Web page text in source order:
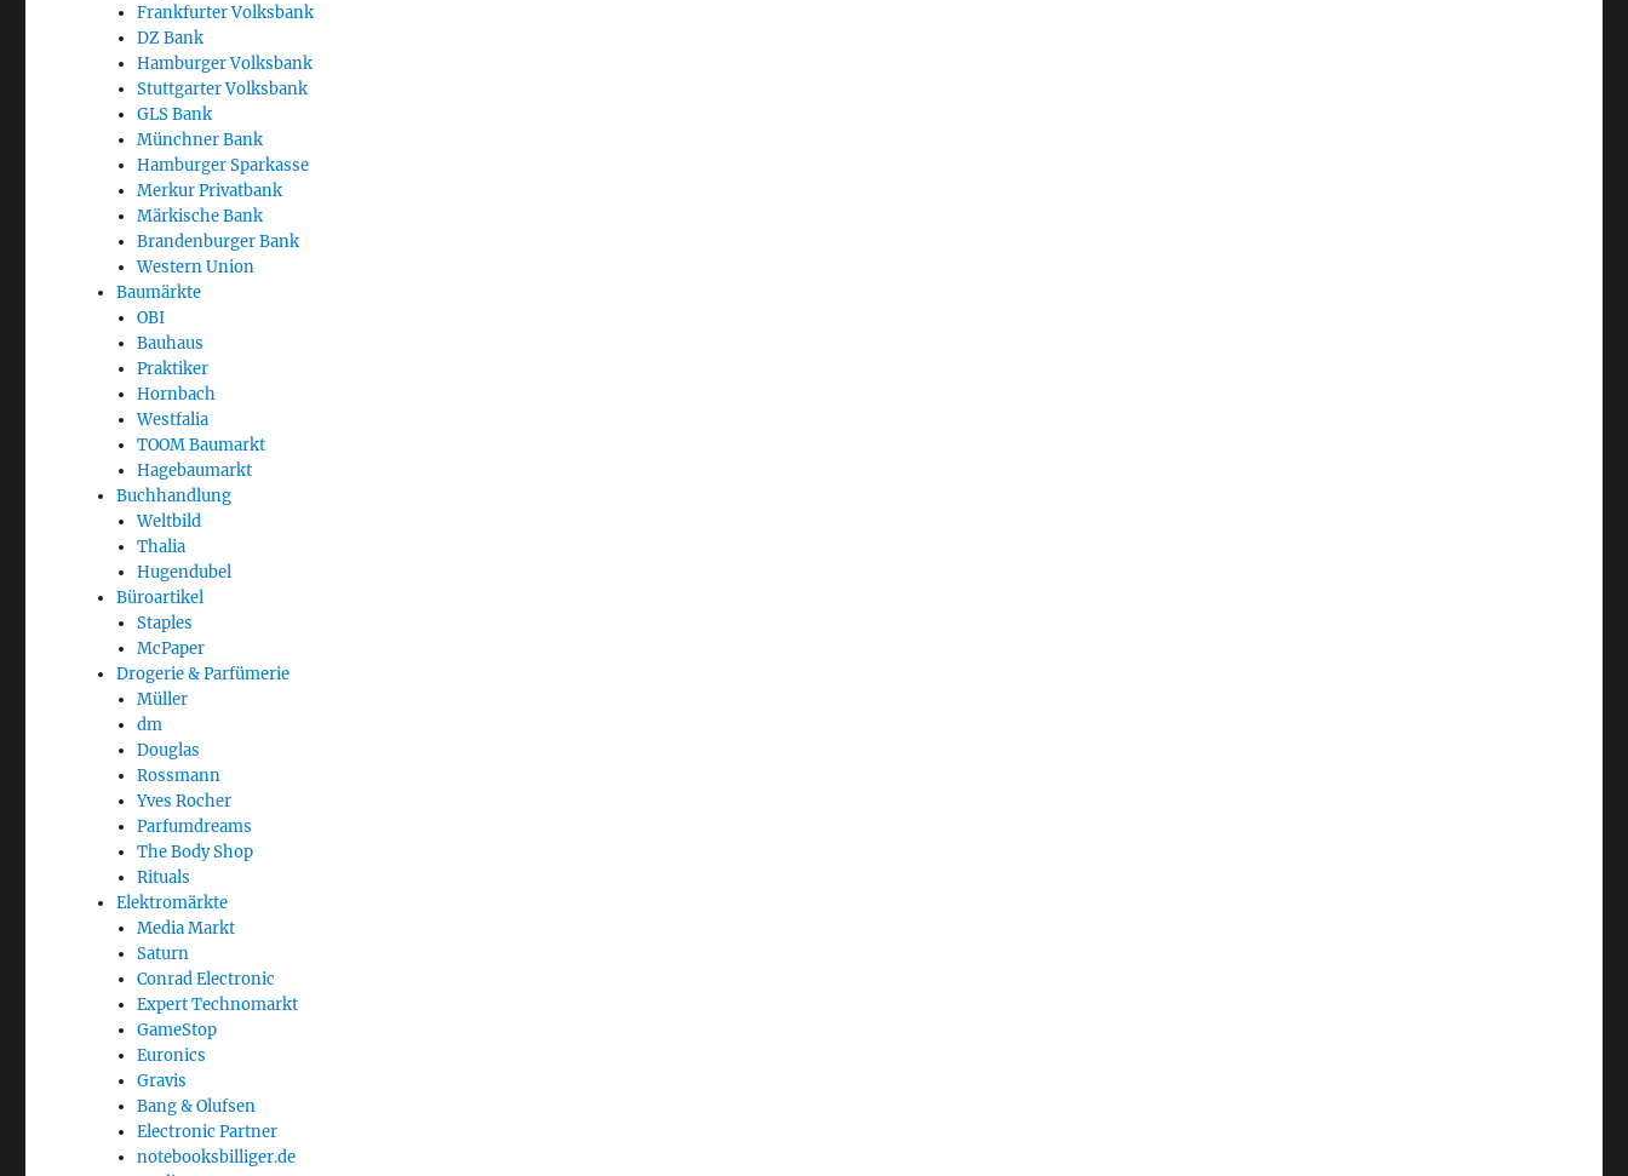
Frankfurter Volksbank
DZ Bank
Hamburger Volksbank
Stuttgarter Volksbank
GLS Bank
Münchner Bank
Hamburger Sparkasse
Merkur Privatbank
Märkische Bank
Brandenburger Bank
Western Union
Baumärkte
OBI
Bauhaus
Praktiker
Hornbach
Westfalia
TOOM Baumarkt
Hagebaumarkt
Buchhandlung
Weltbild
Thalia
Hugendubel
Büroartikel
Staples
McPaper
Drogerie & Parfümerie
Müller
dm
Douglas
Rossmann
Yves Rocher
Parfumdreams
The Body Shop
Rituals
Elektromärkte
Media Markt
Saturn
Conrad Electronic
Expert Technomarkt
GameStop
Euronics
Gravis
Bang & Olufsen
Electronic Partner
notebooksbilliger.de